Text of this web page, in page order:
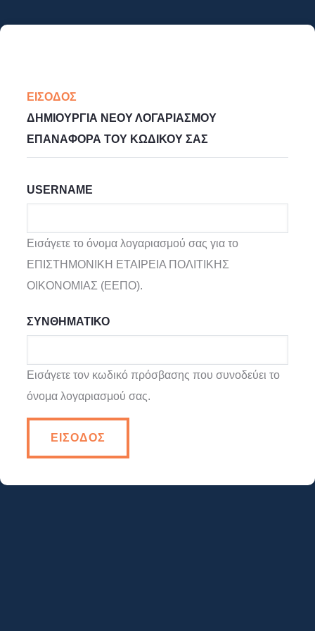
προς
περιεχόμενο
Primary
Tabs
ΕΊΣΟΔΟΣ
ΚΑΡΤΈΛΑ)
ΔΗΜΙΟΥΡΓΊΑ ΝΈΟΥ ΛΟΓΑΡΙΑΣΜΟΎ
ΕΠΑΝΑΦΟΡΆ ΤΟΥ ΚΩΔΙΚΟΎ ΣΑΣ
USERNAME
Εισάγετε το όνομα λογαριασμού σας για το
ΕΠΙΣΤΗΜΟΝΙΚΗ ΕΤΑΙΡΕΙΑ ΠΟΛΙΤΙΚΗΣ
ΟΙΚΟΝΟΜΙΑΣ (ΕΕΠΟ).
ΣΥΝΘΗΜΑΤΙΚΌ
Εισάγετε τον κωδικό πρόσβασης που συνοδεύει το
όνομα λογαριασμού σας.